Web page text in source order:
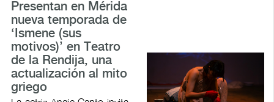
Presentan en Mérida
nueva temporada de
‘Ismene (sus
motivos)’ en Teatro
de la Rendija, una
actualización al mito
griego